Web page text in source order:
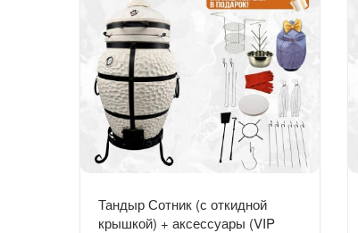
Тандыр Сотник (с откидной
крышкой) + аксессуары (VIP